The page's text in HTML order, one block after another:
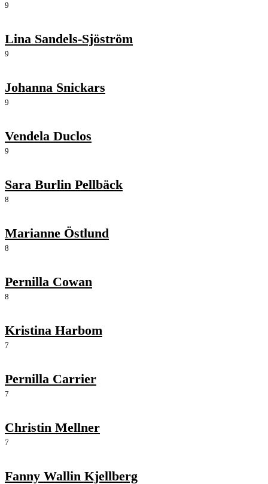
9
Lina Sandels-Sjöström
9
Johanna Snickars
9
Vendela Duclos
9
Sara Burlin Pellbäck
8
Marianne Östlund
8
Pernilla Cowan
8
Kristina Harbom
7
Pernilla Carrier
7
Christin Mellner
7
Fanny Wallin Kjellberg